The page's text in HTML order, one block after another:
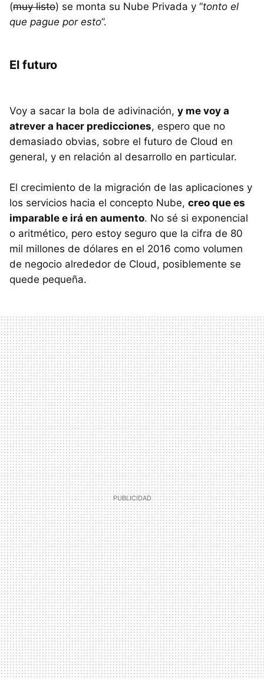
(muy listo) se monta su Nube Privada y “tonto el
que pague por esto”.
El futuro
Voy a sacar la bola de adivinación, y me voy a
atrever a hacer predicciones, espero que no
demasiado obvias, sobre el futuro de Cloud en
general, y en relación al desarrollo en particular.
El crecimiento de la migración de las aplicaciones y
los servicios hacia el concepto Nube, creo que es
imparable e irá en aumento. No sé si exponencial
o aritmético, pero estoy seguro que la cifra de 80
mil millones de dólares en el 2016 como volumen
de negocio alrededor de Cloud, posiblemente se
quede pequeña.